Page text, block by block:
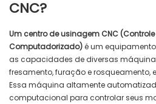
CNC?
Um centro de usinagem CNC
Computadorizado)é um
as capacidades de diversas
fresamento, furação e rosqueamento,
Essa máquina altamente
computacional para controlar seus